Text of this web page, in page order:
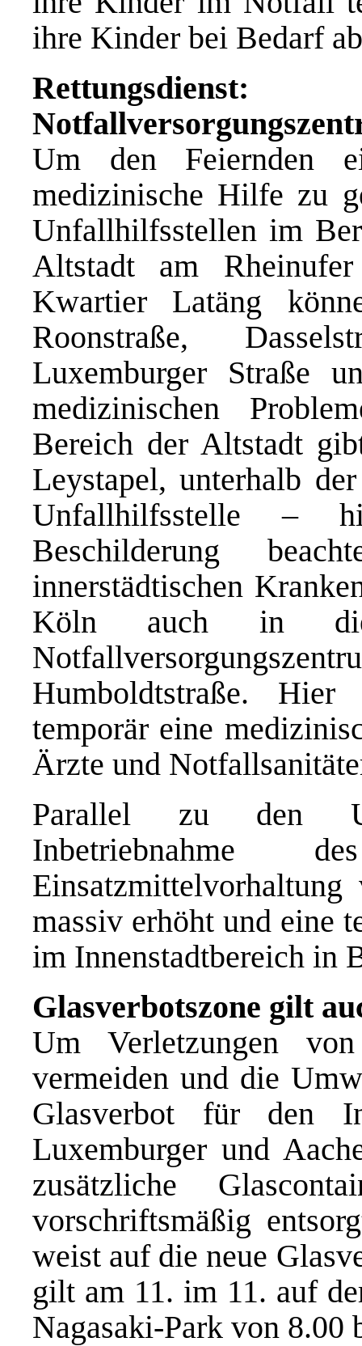
ihre Kinder bei Bedarf
Rettungsdienst:
Um den Feiernden
medizinische Hilfe zu
Unfallhilfsstellen im
Altstadt am
Kwartier Latäng
Roonstraße,
Luxemburger Straße
medizinischen
Bereich der Altstadt
Leystapel, unterhalb
Unfallhilfsstelle –
Beschilderung
innerstädtischen
Köln auch in
Humboldtstraße.
temporär eine
Ärzte und
Parallel zu den
Einsatzmittelvorhaltung
massiv erhöht und eine
im Innenstadtbereich in
Glasverbotszone gilt
Um Verletzungen
vermeiden und die
Glasverbot für den
Luxemburger und
zusätzliche
vorschriftsmäßig
weist auf die neue
gilt am 11. im 11. auf
Nagasaki-Park von 8.00